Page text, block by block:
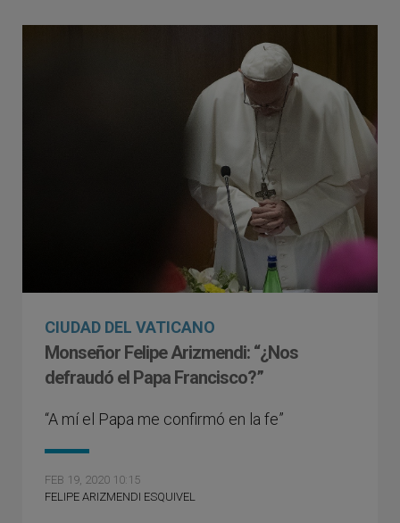
CIUDAD DEL VATICANO
Monseñor Felipe Arizmendi: “¿Nos
defraudó el Papa Francisco?”
“A mí el Papa me confirmó en la fe”
FEB 19, 2020 10:15
FELIPE ARIZMENDI ESQUIVEL